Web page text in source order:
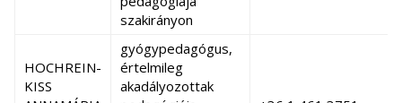
HENRIETTE
logopédia szakos
gyógypedagógiai
tanár
szakvizsgázott
pedagógus
szakirányon
HOCHREIN-
KISS
gyógypedagógus,
értelmileg
akadályozottak